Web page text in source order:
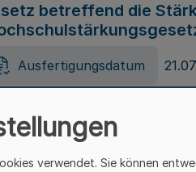
betreffend die
Ausfertigungsdatum
zur Vermeidung
verwendet. Sie können